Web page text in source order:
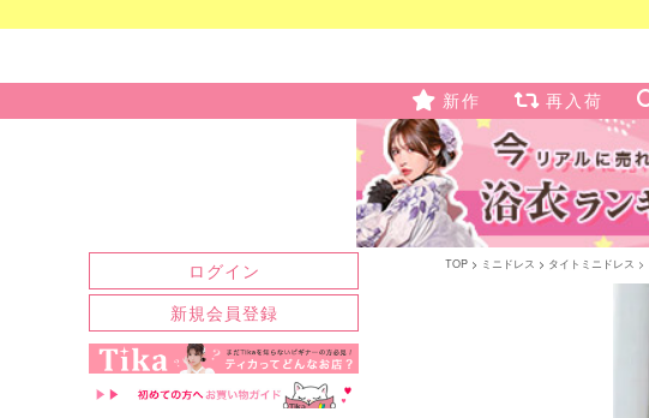
新作 再入荷
ログイン
新規会員登録
TOP ミニドレス タイトミニドレス